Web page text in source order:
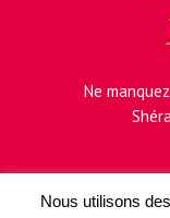
Ne
Nous utilisons